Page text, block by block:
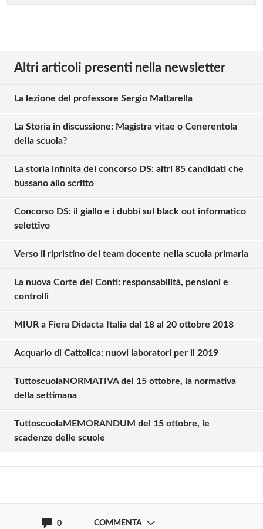
Altri articoli presenti nella newsletter
La lezione del professore Sergio Mattarella
La Storia in discussione: Magistra vitae o Cenerentola
della scuola?
La storia infinita del concorso DS: altri 85 candidati che
bussano allo scritto
Concorso DS: il giallo e i dubbi sul black out informatico
selettivo
Verso il ripristino del team docente nella scuola primaria
La nuova Corte dei Conti: responsabilità, pensioni e
controlli
MIUR a Fiera Didacta Italia dal 18 al 20 ottobre 2018
Acquario di Cattolica: nuovi laboratori per il 2019
TuttoscuolaNORMATIVA del 15 ottobre, la normativa
della settimana
TuttoscuolaMEMORANDUM del 15 ottobre, le
scadenze delle scuole
0 COMMENTA
Solo gli utenti registrati possono
Effettua il Login